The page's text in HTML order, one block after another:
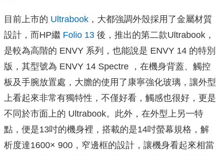
目前上市的 Ultrabook ，大都強調外殼採用了金屬材質
設計，而HP繼 Folio 13 後，推出的第二款Ultrabook，
是較為高階的 ENVY 系列，也能說是 ENVY 14 的特別
版，其型號為 ENVY 14 Spectre ，在機身背蓋、觸控
板及手腕放置處，大膽的使用了康寧強化玻璃，讓外型
上看起來非常有獨特性，不僅好看，觸感也很好，更是
不同於市面上的 Ultrabook。此外，在外型上另一特
點，便是13吋的機身裡，搭載的是14吋螢幕規格，解
析度達1600× 900，窄邊框的設計，讓機身看起來相當